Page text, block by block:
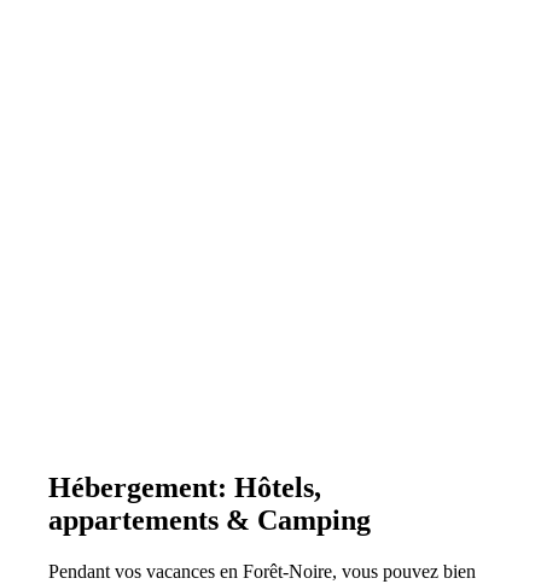
Hébergement: Hôtels,
appartements & Camping
Pendant vos vacances en Forêt-Noire, vous pouvez bien